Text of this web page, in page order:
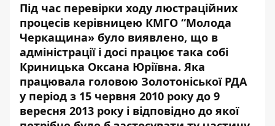
Під час перевірки ходу люстраційних
процесів керівницею КМГО “Молода
Черкащина» було виявлено, що в
адміністрації і досі працює така собі
Криницька Оксана Юріївна. Яка
працювала головою Золотоніської РДА
у період з 15 червня 2010 року до 9
вересня 2013 року і відповідно до якої